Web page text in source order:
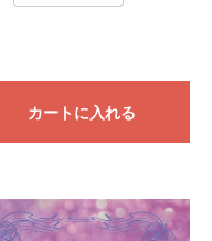
カートに入れる